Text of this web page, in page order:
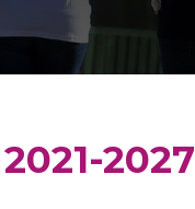
2027